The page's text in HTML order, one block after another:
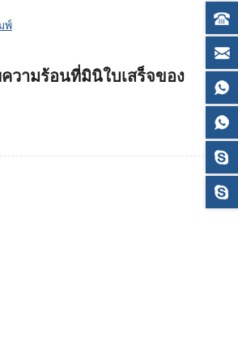
พ์
ความร้อนที่มินิใบเสร็จของ